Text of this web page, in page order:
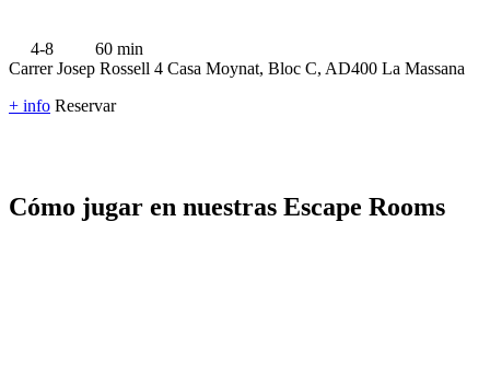
4-8
60 min
Carrer Josep Rossell 4 Casa Moynat, Bloc C, AD400 La Massana
+ info Reservar
Cómo jugar en nuestras Escape Rooms